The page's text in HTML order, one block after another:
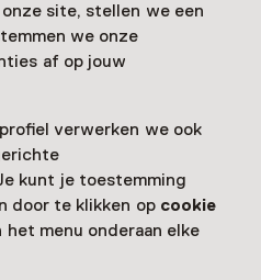
site, stellen we een
we onze
af op jouw
verwerken we ook
kunt je toestemming
door te klikken op cookie
het menu onderaan elke
t/m 12 augustus van